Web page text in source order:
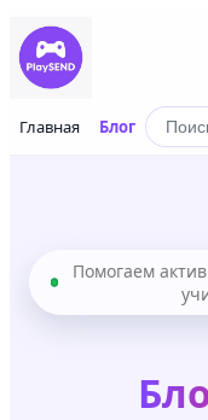
Главная Блог
Помогаем